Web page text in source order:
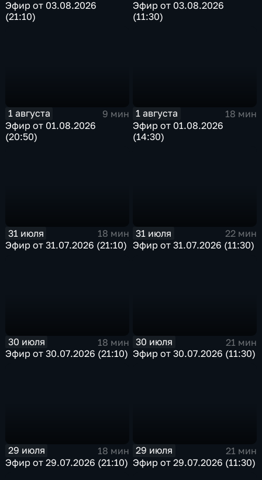
Эфир от 03.08.2026
(21:10)
Эфир от 03.08.2026
(11:30)
1 августа
9 мин
Эфир от 01.08.2026
(20:50)
1 августа
18 мин
Эфир от 01.08.2026
(14:30)
31 июля
18 мин
Эфир от 31.07.2026 (21:10)
31 июля
22 мин
Эфир от 31.07.2026 (11:30)
30 июля
18 мин
Эфир от 30.07.2026 (21:10)
30 июля
21 мин
Эфир от 30.07.2026 (11:30)
29 июля
18 мин
Эфир от 29.07.2026 (21:10)
29 июля
21 мин
Эфир от 29.07.2026 (11:30)